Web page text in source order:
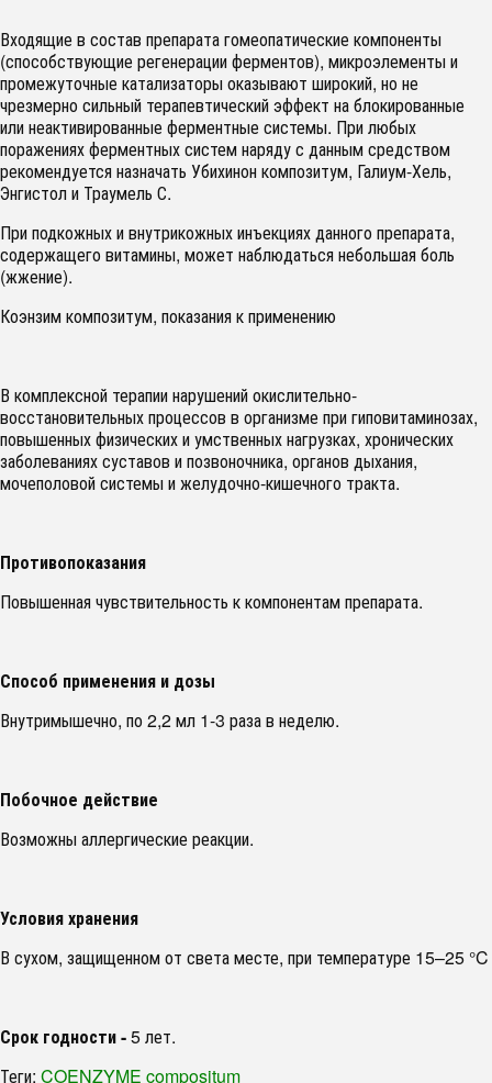
Входящие в состав препарата гомеопатические компоненты
(способствующие регенерации ферментов), микроэлементы и
промежуточные катализаторы оказывают широкий, но не
чрезмерно сильный терапевтический эффект на блокированные
или неактивированные ферментные системы. При любых
поражениях ферментных систем наряду с данным средством
рекомендуется назначать Убихинон композитум, Галиум-Хель,
Энгистол и Траумель С.
При подкожных и внутрикожных инъекциях данного препарата,
содержащего витамины, может наблюдаться небольшая боль
(жжение).
Коэнзим композитум, показания к применению
В комплексной терапии нарушений окислительно-
восстановительных процессов в организме при гиповитаминозах,
повышенных физических и умственных нагрузках, хронических
заболеваниях суставов и позвоночника, органов дыхания,
мочеполовой системы и желудочно-кишечного тракта.
Противопоказания
Повышенная чувствительность к компонентам препарата.
Способ применения и дозы
Внутримышечно, по 2,2 мл 1-3 раза в неделю.
Побочное действие
Возможны аллергические реакции.
Условия хранения
В сухом, защищенном от света месте, при температуре 15–25 °C
Срок годности -5 лет.
Теги: COENZYME compositum